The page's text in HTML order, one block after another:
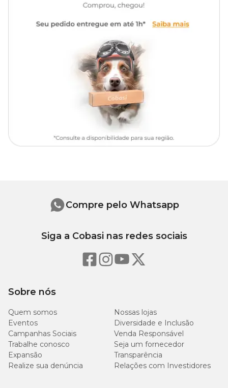
Apresentação Frasco com 10 ml
Cachorros, Gatos
Modo de uso
bula do Colírio Veterinário Simões
aplicação deve seguir da seguinte maneira:
De acordo com o tamanho do pet, pingue 2 a 5 gotas no olho
afetado duas vezes ao dia. Limpar previamente os olhos com
algodão ou gaze quando um excesso de secreção impedir a
penetração do colírio diretamente no olho.
O medicamento deve ser usado até o desaparecimento dos
sintomas ou a critério do médico-veterinário.
fórmula, suspender o uso.
Sobre nós
Quem somos
Nossas lojas
Eventos
Diversidade e Inclusão
Campanhas Sociais
Venda Responsável
Trabalhe conosco
Seja um fornecedor
Expansão
Transparência
Realize sua denúncia
Relações com Investidores
Compre pelo Whatsapp
Siga a Cobasi nas redes sociais